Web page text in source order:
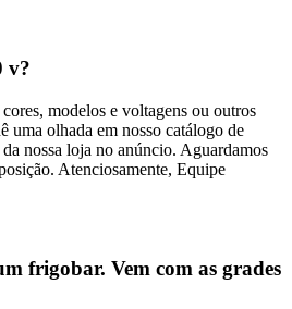
v?
modelos e voltagens ou outros
uma olhada em nosso catálogo de
nossa loja no anúncio. Aguardamos
Atenciosamente, Equipe
frigobar. Vem com as grades